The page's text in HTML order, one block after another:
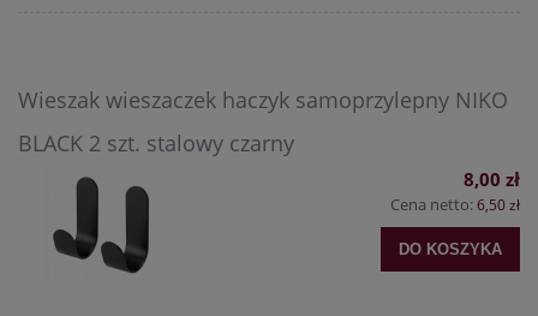
Wieszak wieszaczek haczyk samoprzylepny NIKO
BLACK 2 szt. stalowy czarny
8,00 zł
Cena netto:6,50 zł
DO KOSZYKA